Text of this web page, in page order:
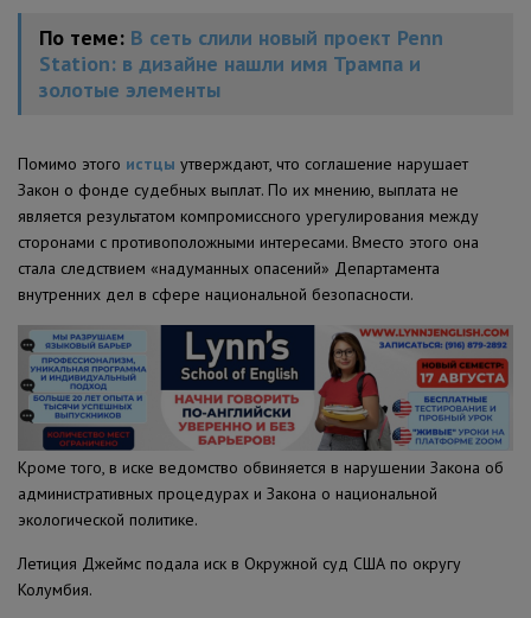
По теме: В сеть слили новый проект Penn
Station: в дизайне нашли имя Трампа и
золотые элементы
Помимо этого истцы утверждают, что соглашение нарушает
Закон о фонде судебных выплат. По их мнению, выплата не
является результатом компромиссного урегулирования между
сторонами с противоположными интересами. Вместо этого она
стала следствием «надуманных опасений» Департамента
внутренних дел в сфере национальной безопасности.
Кроме того, в иске ведомство обвиняется в нарушении Закона об
административных процедурах и Закона о национальной
экологической политике.
Летиция Джеймс подала иск в Окружной суд США по округу
Колумбия.